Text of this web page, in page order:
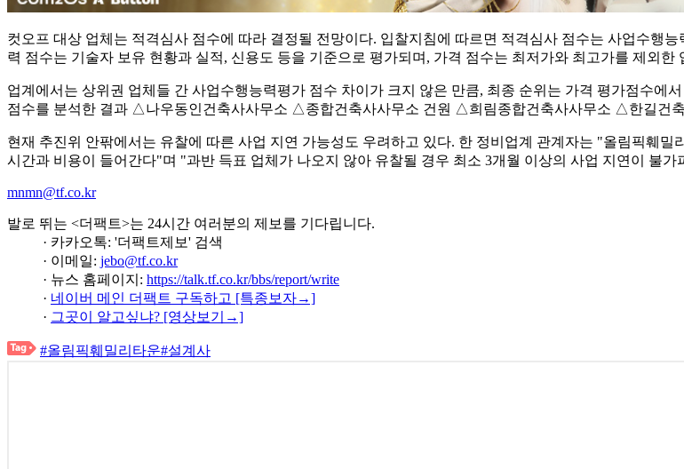
컷오프 대상 업체는 적격심사 점수에 따라 결정될 전망이다. 입찰지침에 따르면 적격심사 점수는 사업수행
력 점수는 기술자 보유 현황과 실적, 신용도 등을 기준으로 평가되며, 가격 점수는 최저가와 최고가를 제외한
업계에서는 상위권 업체들 간 사업수행능력평가 점수 차이가 크지 않은 만큼, 최종 순위는 가격 평가점수에
점수를 분석한 결과 △나우동인건축사사무소 △종합건축사사무소 건원 △희림종합건축사사무소 △한길건
현재 추진위 안팎에서는 유찰에 따른 사업 지연 가능성도 우려하고 있다. 한 정비업계 관계자는 "올림픽훼
시간과 비용이 들어간다"며 "과반 득표 업체가 나오지 않아 유찰될 경우 최소 3개월 이상의 사업 지연이 불가
mnmn@tf.co.kr
발로 뛰는 <더팩트>는 24시간 여러분의 제보를 기다립니다.
· 카카오톡: '더팩트제보' 검색
· 이메일: jebo@tf.co.kr
· 뉴스 홈페이지: https://talk.tf.co.kr/bbs/report/write
· 네이버 메인 더팩트 구독하고 [특종보자→]
· 그곳이 알고싶냐? [영상보기→]
#올림픽훼밀리타운#설계사